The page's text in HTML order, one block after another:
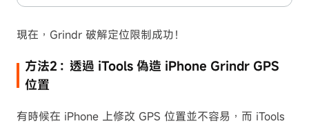
現在，Grindr 破解定位限制成功！
方法2：透過 iTools 偽造 iPhone Grindr GPS
位置
有時候在 iPhone 上修改 GPS 位置並不容易，而 iTools